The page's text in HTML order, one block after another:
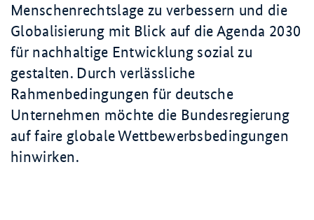
Menschenrechtslage zu verbessern und die
Globalisierung mit Blick auf die Agenda 2030
für nachhaltige Entwicklung sozial zu
gestalten. Durch verlässliche
Rahmenbedingungen für deutsche
Unternehmen möchte die Bundesregierung
auf faire globale Wettbewerbsbedingungen
hinwirken.